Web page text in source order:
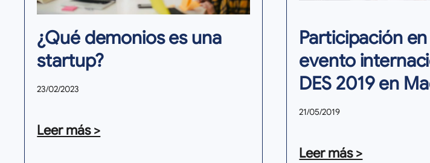
¿Qué demonios es una
startup?
23/02/2023
Leer más >
Participación
evento
DES 2019 en
21/05/2019
Leer más >